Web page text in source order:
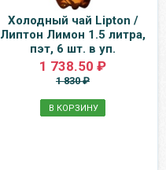
Холодный чай Lipton /
Липтон Лимон 1.5 литра,
пэт, 6 шт. в уп.
1 738.50 ₽
1 830 ₽
В КОРЗИНУ